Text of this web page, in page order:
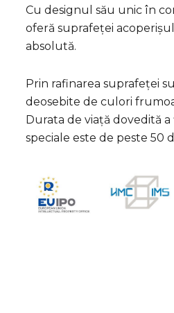
Cu designul său unic în
oferă suprafeței
absolută.
Prin rafinarea suprafeței
deosebite de culori
Durata de viață dovedită
speciale este de peste 50